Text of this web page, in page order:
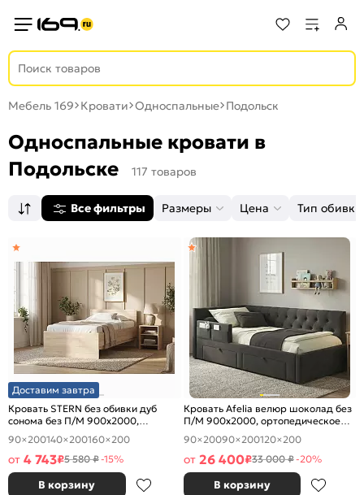
Мебель 169 Кровати Односпальные Подольск
Односпальные кровати в
Подольске
117 товаров
Все фильтры Размеры Цена Тип обивки
Доставим завтра
Кровать STERN без обивки дуб
сонома без П/М 900x2000,
изголовье жесткое
90×200140×200160×200
от 4 743₽5 580 ₽-15%
В корзину
Кровать Afelia велюр шоколад без
П/М 900x2000, ортопедическое
основание, изголовье мягкое
90×20090×200120×200
от 26 400₽33 000 ₽-20%
В корзину